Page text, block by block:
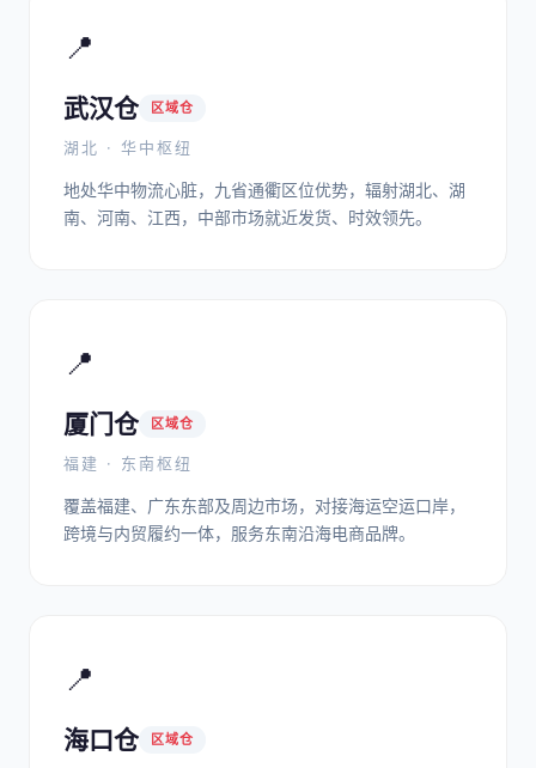
📍
武汉仓 区域仓
湖北 · 华中枢纽
地处华中物流心脏，九省通衢区位优势，辐射湖北、湖
南、河南、江西，中部市场就近发货、时效领先。
📍
厦门仓 区域仓
福建 · 东南枢纽
覆盖福建、广东东部及周边市场，对接海运空运口岸，
跨境与内贸履约一体，服务东南沿海电商品牌。
📍
海口仓 区域仓